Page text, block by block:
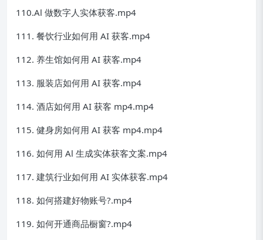
110.Al 做数字人实体获客.mp4
111. 餐饮行业如何用 AI 获客.mp4
112. 养生馆如何用 AI 获客.mp4
113. 服装店如何用 AI 获客.mp4
114. 酒店如何用 AI 获客 mp4.mp4
115. 健身房如何用 AI 获客 mp4.mp4
116. 如何用 Al 生成实体获客文案.mp4
117. 建筑行业如何用 AI 实体获客.mp4
118. 如何搭建好物账号?.mp4
119. 如何开通商品橱窗?.mp4